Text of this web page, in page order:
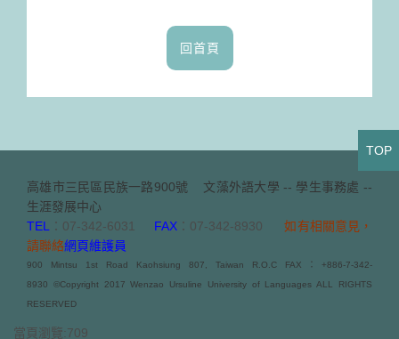
回首頁
高雄市三民區民族一路900號
文藻外語大學 -- 學生事務處 --
生涯發展中心
TEL
：07-342-6031 FAX：07-342-8930
如有相關意見，
請聯絡網頁維護員
900 Mintsu 1st Road Kaohsiung 807, Taiwan R.O.C FAX：+886-7-342-
8930 ©Copyright 2017 Wenzao Ursuline University of Languages ALL RIGHTS
RESERVED
當頁瀏覽:709
TOP